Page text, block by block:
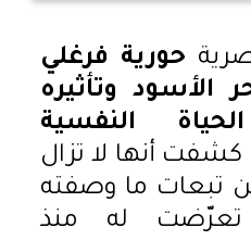
حورية فرغلي
الأسود وتأثيره
النفسية
كشفت أنها لا تزال
تبعات ما وصفته
تعرّضت له منذ